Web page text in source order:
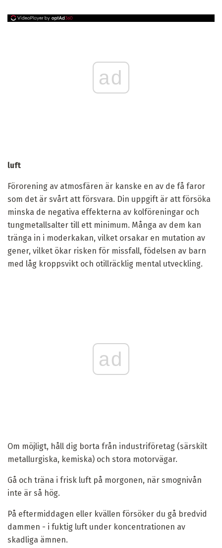
ad
luft
Förorening av atmosfären är kanske en av de få faror
som det är svårt att försvara. Din uppgift är att försöka
minska de negativa effekterna av kolföreningar och
tungmetallsalter till ett minimum. Många av dem kan
tränga in i moderkakan, vilket orsakar en mutation av
gener, vilket ökar risken för missfall, födelsen av barn
med låg kroppsvikt och otillräcklig mental utveckling.
ad
Om möjligt, håll dig borta från industriföretag (särskilt
metallurgiska, kemiska) och stora motorvägar.
Gå och träna i frisk luft på morgonen, när smognivån
inte är så hög.
På eftermiddagen eller kvällen försöker du gå bredvid
dammen - i fuktig luft under koncentrationen av
skadliga ämnen.